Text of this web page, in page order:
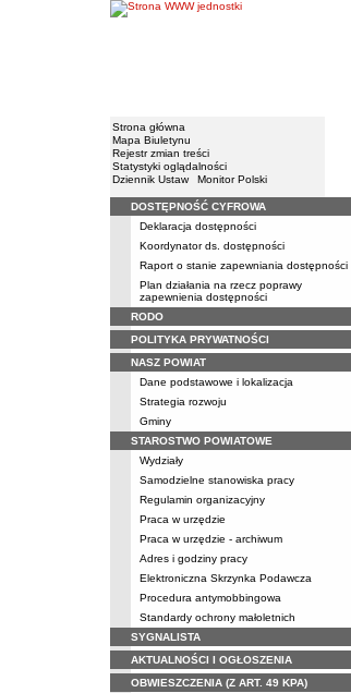
Strona główna
Mapa Biuletynu
Rejestr zmian treści
Statystyki oglądalności
Dziennik Ustaw
Monitor Polski
Menu
DOSTĘPNOŚĆ CYFROWA
Deklaracja dostępności
Koordynator ds. dostępności
Raport o stanie zapewniania dostępności
Plan działania na rzecz poprawy
zapewnienia dostępności
RODO
POLITYKA PRYWATNOŚCI
NASZ POWIAT
Dane podstawowe i lokalizacja
Strategia rozwoju
Gminy
STAROSTWO POWIATOWE
Wydziały
Samodzielne stanowiska pracy
Regulamin organizacyjny
Praca w urzędzie
Praca w urzędzie - archiwum
Adres i godziny pracy
Elektroniczna Skrzynka Podawcza
Procedura antymobbingowa
Standardy ochrony małoletnich
SYGNALISTA
AKTUALNOŚCI I OGŁOSZENIA
OBWIESZCZENIA (Z ART. 49 KPA)